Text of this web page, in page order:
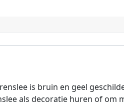
is bruin en geel
als decoratie huren of om